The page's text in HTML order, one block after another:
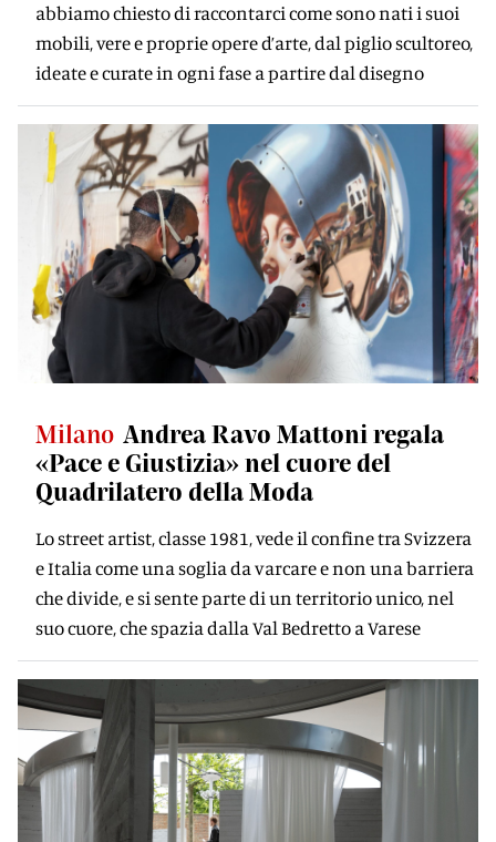
abbiamo chiesto di raccontarci come sono nati i suoi
mobili, vere e proprie opere d’arte, dal piglio scultoreo,
ideate e curate in ogni fase a partire dal disegno
Milano Andrea Ravo Mattoni regala
«Pace e Giustizia» nel cuore del
Quadrilatero della Moda
Lo street artist, classe 1981, vede il confine tra Svizzera
e Italia come una soglia da varcare e non una barriera
che divide, e si sente parte di un territorio unico, nel
suo cuore, che spazia dalla Val Bedretto a Varese